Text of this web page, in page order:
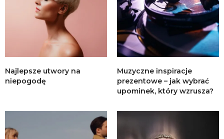
Najlepsze utwory na
niepogodę
Muzyczne inspiracje
prezentowe – jak wybrać
upominek, który wzrusza?